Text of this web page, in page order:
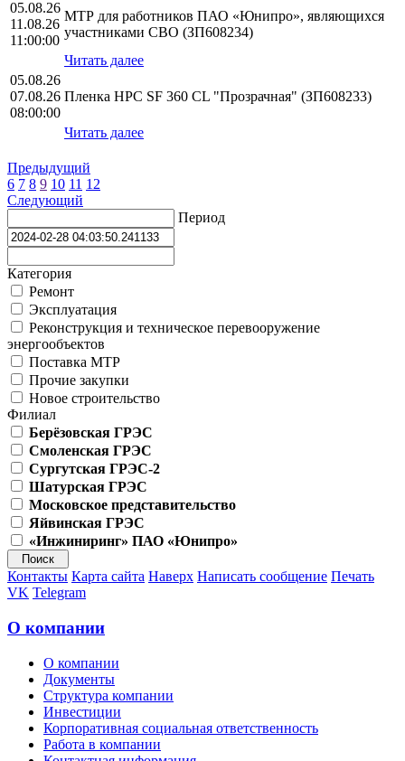
05.08.26
11.08.26
11:00:00
МТР для работников ПАО «Юнипро», являющихся
участниками СВО (ЗП608234)
Читать далее
05.08.26
07.08.26
08:00:00
Пленка HPС SF 360 CL "Прозрачная" (ЗП608233)
Читать далее
Предыдущий
6 7 8 9 10 11 12
Следующий
Период
Категория
Ремонт
Эксплуатация
Реконструкция и техническое перевооружение
энергообъектов
Поставка МТР
Прочие закупки
Новое строительство
Филиал
Берёзовская ГРЭС
Смоленская ГРЭС
Сургутская ГРЭС-2
Шатурская ГРЭС
Московское представительство
Яйвинская ГРЭС
«Инжиниринг» ПАО «Юнипро»
Контакты Карта сайта Наверх Написать сообщение Печать
VK Telegram
О компании
О компании
Документы
Структура компании
Инвестиции
Корпоративная социальная ответственность
Работа в компании